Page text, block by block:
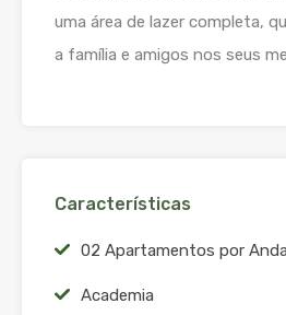
uma área de lazer completa,
a família e amigos nos seus
Características
02 Apartamentos por
Academia